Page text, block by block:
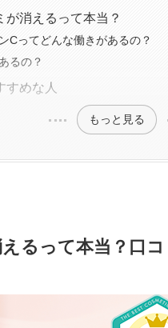
が消えるって本当？
Cってどんな働きがあるの？
るの？
すめな人
もっと見る
るって本当？口